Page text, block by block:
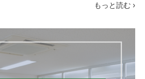
もっと読む ›